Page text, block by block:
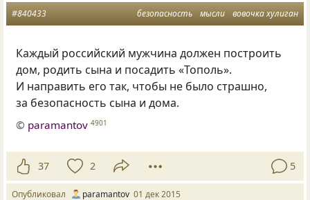
безопасность мысли вовочка хулиган
#840433
Каждый российский мужчина должен построить
дом, родить сына и посадить «Тополь».
И направить его так, чтобы не было страшно,
за безопасность сына и дома.
© paramantov 4901
37 2 5
Опубликовал paramantov 01 дек 2015